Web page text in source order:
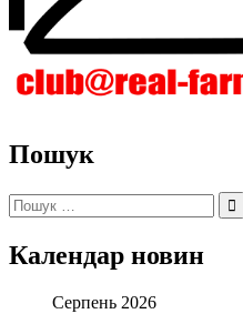
Пошук
Пошук:
Календар новин
Серпень 2026